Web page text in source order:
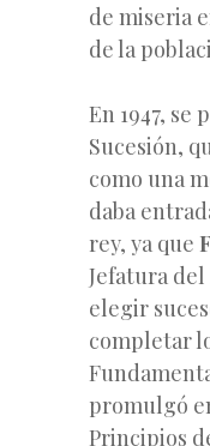
de miseria
de la
En 1947, se
Sucesión,
como una
daba
rey, ya que
Jefatura
elegir
completar
promulgó
Principios